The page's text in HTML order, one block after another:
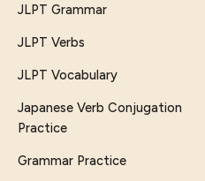
JLPT Grammar
JLPT Verbs
JLPT Vocabulary
Japanese Verb Conjugation
Practice
Grammar Practice